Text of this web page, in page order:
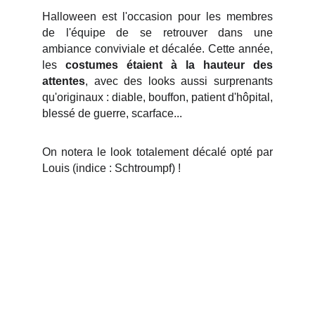
Halloween est l'occasion pour les membres
de l'équipe de se retrouver dans une
ambiance conviviale et décalée. Cette année,
les costumes étaient à la hauteur des
attentes, avec des looks aussi surprenants
qu'originaux : diable, bouffon, patient d'hôpital,
blessé de guerre, scarface...
On notera le look totalement décalé opté par
Louis (indice : Schtroumpf) !